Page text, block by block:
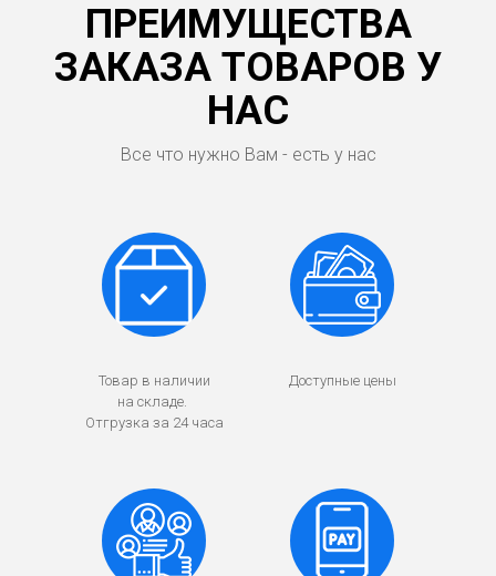
ПРЕИМУЩЕСТВА
ЗАКАЗА ТОВАРОВ У
НАС
Все что нужно Вам - есть у нас
Товар в наличии
на складе.
Отгрузка за 24 часа
Доступные цены